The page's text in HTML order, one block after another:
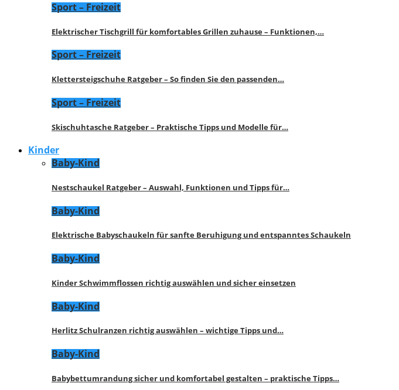
Sport – Freizeit
Elektrischer Tischgrill für komfortables Grillen zuhause – Funktionen,…
Sport – Freizeit
Klettersteigschuhe Ratgeber – So finden Sie den passenden…
Sport – Freizeit
Skischuhtasche Ratgeber – Praktische Tipps und Modelle für…
Kinder
Baby-Kind
Nestschaukel Ratgeber – Auswahl, Funktionen und Tipps für…
Baby-Kind
Elektrische Babyschaukeln für sanfte Beruhigung und entspanntes Schaukeln
Baby-Kind
Kinder Schwimmflossen richtig auswählen und sicher einsetzen
Baby-Kind
Herlitz Schulranzen richtig auswählen – wichtige Tipps und…
Baby-Kind
Babybettumrandung sicher und komfortabel gestalten – praktische Tipps…